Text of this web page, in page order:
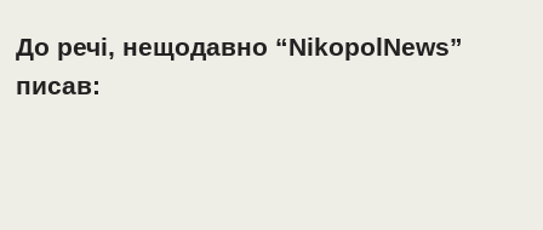
До речі, нещодавно “NikopolNews”
писав: